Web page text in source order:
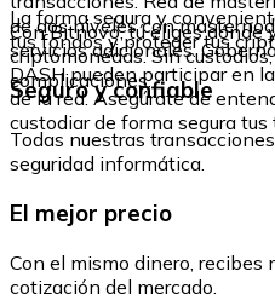
Con Bitnovo, tú eliges dónde
criptomonedas. Sin
complicaciones.
de dos niveles con
servicios adicionales.
DASH pueden participar en
de la red. Asegúrate de
custodiar de forma segura tus
La forma segura y
tus fondos y proteger tus
Seguro y confiable
Todas nuestras
seguridad informática.
El mejor precio
Con el mismo dinero, recibes
cotización del mercado.